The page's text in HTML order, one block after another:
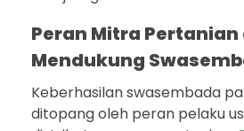
Peran Mitra
Mendukung
Keberhasilan swasembada
ditopang oleh peran pelaku